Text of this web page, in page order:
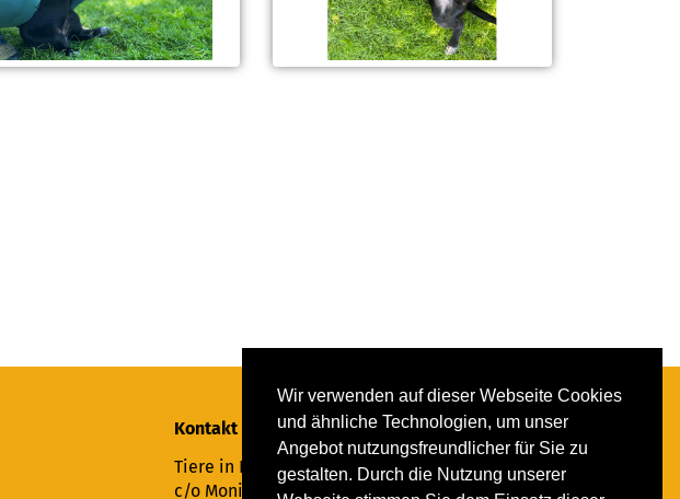
Wir verwenden auf dieser Webseite Cookies
und ähnliche Technologien, um unser
Angebot nutzungsfreundlicher für Sie zu
gestalten. Durch die Nutzung unserer
Kontakt
Tiere in Not Saar e.V.
c/o Monika Ewen